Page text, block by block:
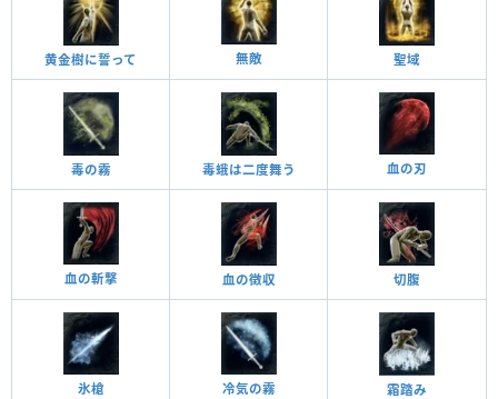
黄金樹に誓って 無敵 聖域
毒の霧 毒蛾は二度舞う 血の刃
血の斬撃 血の徴収 切腹
氷槍 冷気の霧 霜踏み